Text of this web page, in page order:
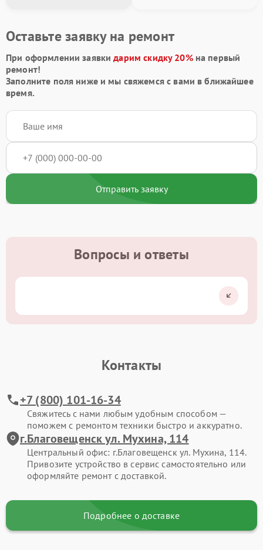
Оставьте заявку на ремонт
При оформлении заявкидарим скидку 20%на первый
ремонт!
Заполните поля ниже и мы свяжемся с вами в ближайшее
время.
Отправить заявку
Вопросы и ответы
Контакты
+7 (800) 101-16-34
Свяжитесь с нами любым удобным способом —
поможем с ремонтом техники быстро и аккуратно.
г.Благовещенск ул. Мухина, 114
Центральный офис: г.Благовещенск ул. Мухина, 114.
Привозите устройство в сервис самостоятельно или
оформляйте ремонт с доставкой.
Подробнее о доставке